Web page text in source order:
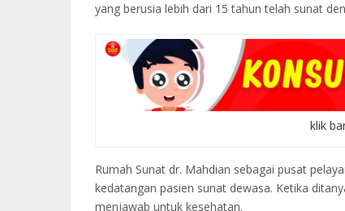
yang berusia lebih dari 15 tahun telah sunat
klik
Rumah Sunat dr. Mahdian sebagai pusat
kedatangan pasien sunat dewasa. Ketika
menjawab untuk kesehatan.